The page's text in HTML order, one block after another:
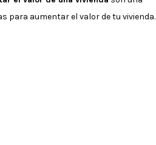
para aumentar el valor de tu vivienda.